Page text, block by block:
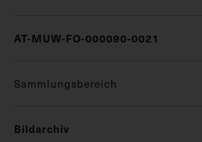
AT-MUW-FO-000090-0021
Sammlungsbereich
Bildarchiv